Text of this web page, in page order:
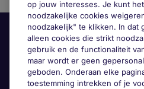
op jouw interesses. Je kunt
noodzakelijke cookies
noodzakelijk" te klikken. In dat
alleen cookies die strikt
gebruik en de functionaliteit
maar wordt er geen
geboden. Onderaan elke
toestemming intrekken of je